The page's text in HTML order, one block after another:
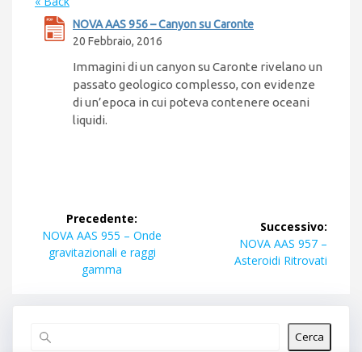
NOVA AAS 956 – Canyon su Caronte
20 Febbraio, 2016
Immagini di un canyon su Caronte rivelano un
passato geologico complesso, con evidenze
di un’epoca in cui poteva contenere oceani
liquidi.
Navigazione
articoli
Precedente:
Articolo
precedente:
NOVA AAS 955 – Onde
gravitazionali e raggi
gamma
Successivo:
Articolo
successivo:
NOVA AAS 957 –
Asteroidi Ritrovati
Cerca